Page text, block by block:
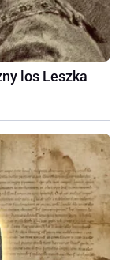
los Leszka